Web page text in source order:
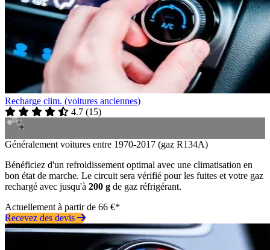
Recharge clim. (voitures anciennes)
4.7 (15)
Généralement voitures entre 1970-2017 (gaz R134A)
Bénéficiez d'un refroidissement optimal avec une climatisation en
bon état de marche. Le circuit sera vérifié pour les fuites et votre gaz
rechargé avec jusqu'à 200 g de gaz réfrigérant.
Actuellement à partir de 66 €*
Recevez des devis